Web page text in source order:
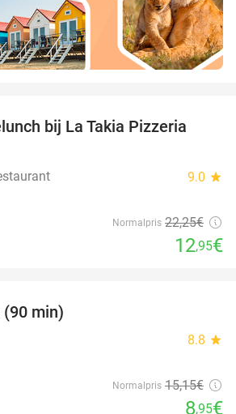
bij La Takia Pizzeria
9.0 star
Normalpris 22,25€
12,95€
(90 min)
8.8 star
Normalpris 15,15€
8,95€